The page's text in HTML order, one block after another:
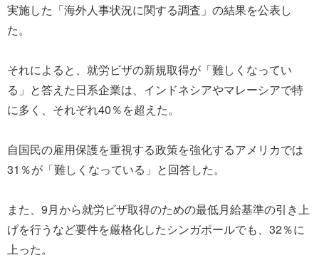
実施した「海外人事状況に関する調査」の結果を公表し
た。
それによると、就労ビザの新規取得が「難しくなってい
る」と答えた日系企業は、インドネシアやマレーシアで特
に多く、それぞれ40％を超えた。
自国民の雇用保護を重視する政策を強化するアメリカでは
31％が「難しくなっている」と回答した。
また、9月から就労ビザ取得のための最低月給基準の引き上
げを行うなど要件を厳格化したシンガポールでも、32％に
上った。